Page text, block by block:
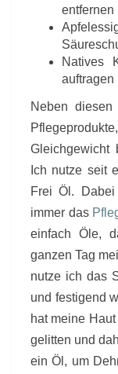
entfernen
Natives
auftragen
Neben
Gleichgewicht
Ich nutze seit
Frei Öl.
immer das
einfach Öle,
ganzen Tag
nutze ich das
und festigend
hat meine
gelitten und
ein Öl, um